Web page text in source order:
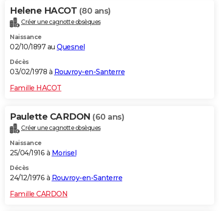
Helene HACOT (80 ans)
Créer une cagnotte obsèques
Naissance
02/10/1897 au Quesnel
Décès
03/02/1978 à Rouvroy-en-Santerre
Famille HACOT
Paulette CARDON (60 ans)
Créer une cagnotte obsèques
Naissance
25/04/1916 à Morisel
Décès
24/12/1976 à Rouvroy-en-Santerre
Famille CARDON